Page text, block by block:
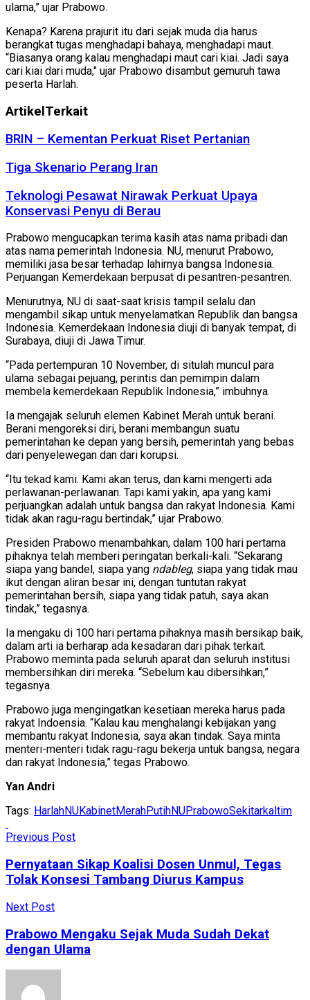
ulama,” ujar Prabowo.
Kenapa? Karena prajurit itu dari sejak muda dia harus
berangkat tugas menghadapi bahaya, menghadapi maut.
“Biasanya orang kalau menghadapi maut cari kiai. Jadi saya
cari kiai dari muda," ujar Prabowo disambut gemuruh tawa
peserta Harlah.
ArtikelTerkait
BRIN – Kementan Perkuat Riset Pertanian
Tiga Skenario Perang Iran
Teknologi Pesawat Nirawak Perkuat Upaya
Konservasi Penyu di Berau
Prabowo mengucapkan terima kasih atas nama pribadi dan
atas nama pemerintah Indonesia. NU, menurut Prabowo,
memiliki jasa besar terhadap lahirnya bangsa Indonesia.
Perjuangan Kemerdekaan berpusat di pesantren-pesantren.
Menurutnya, NU di saat-saat krisis tampil selalu dan
mengambil sikap untuk menyelamatkan Republik dan bangsa
Indonesia. Kemerdekaan Indonesia diuji di banyak tempat, di
Surabaya, diuji di Jawa Timur.
“Pada pertempuran 10 November, di situlah muncul para
ulama sebagai pejuang, perintis dan pemimpin dalam
membela kemerdekaan Republik Indonesia,” imbuhnya.
Ia mengajak seluruh elemen Kabinet Merah untuk berani.
Berani mengoreksi diri, berani membangun suatu
pemerintahan ke depan yang bersih, pemerintah yang bebas
dari penyelewegan dan dari korupsi.
“Itu tekad kami. Kami akan terus, dan kami mengerti ada
perlawanan-perlawanan. Tapi kami yakin, apa yang kami
perjuangkan adalah untuk bangsa dan rakyat Indonesia. Kami
tidak akan ragu-ragu bertindak,” ujar Prabowo.
Presiden Prabowo menambahkan, dalam 100 hari pertama
pihaknya telah memberi peringatan berkali-kali. “Sekarang
siapa yang bandel, siapa yang ndableg, siapa yang tidak mau
ikut dengan aliran besar ini, dengan tuntutan rakyat
pemerintahan bersih, siapa yang tidak patuh, saya akan
tindak,” tegasnya.
Ia mengaku di 100 hari pertama pihaknya masih bersikap baik,
dalam arti ia berharap ada kesadaran dari pihak terkait.
Prabowo meminta pada seluruh aparat dan seluruh institusi
membersihkan diri mereka. “Sebelum kau dibersihkan,”
tegasnya.
Prabowo juga mengingatkan kesetiaan mereka harus pada
rakyat Indoensia. “Kalau kau menghalangi kebijakan yang
membantu rakyat Indonesia, saya akan tindak. Saya minta
menteri-menteri tidak ragu-ragu bekerja untuk bangsa, negara
dan rakyat Indonesia,” tegas Prabowo.
Yan Andri
Tags: HarlahNUKabinetMerahPutihNUPrabowoSekitarkaltim
Previous Post
Pernyataan Sikap Koalisi Dosen Unmul, Tegas
Tolak Konsesi Tambang Diurus Kampus
Next Post
Prabowo Mengaku Sejak Muda Sudah Dekat
dengan Ulama